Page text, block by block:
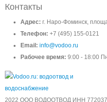
Контакты
Адрес: г. Наро-Фоминск,
Телефон: +7 (495) 155-0121
Email: info@vodoo.ru
Рабочее время: 9:00 - 18:00
2022 ООО ВОДООТВОД ИНН